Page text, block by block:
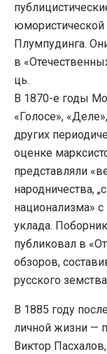
Плумпудинга.
в
ць.
В 1870-е годы
«Голосе»,
других
оценке
представляли
народничества,
национализма» с
уклада.
публиковал в
обзоров,
русского
В 1885 году
личной жизни —
Виктор